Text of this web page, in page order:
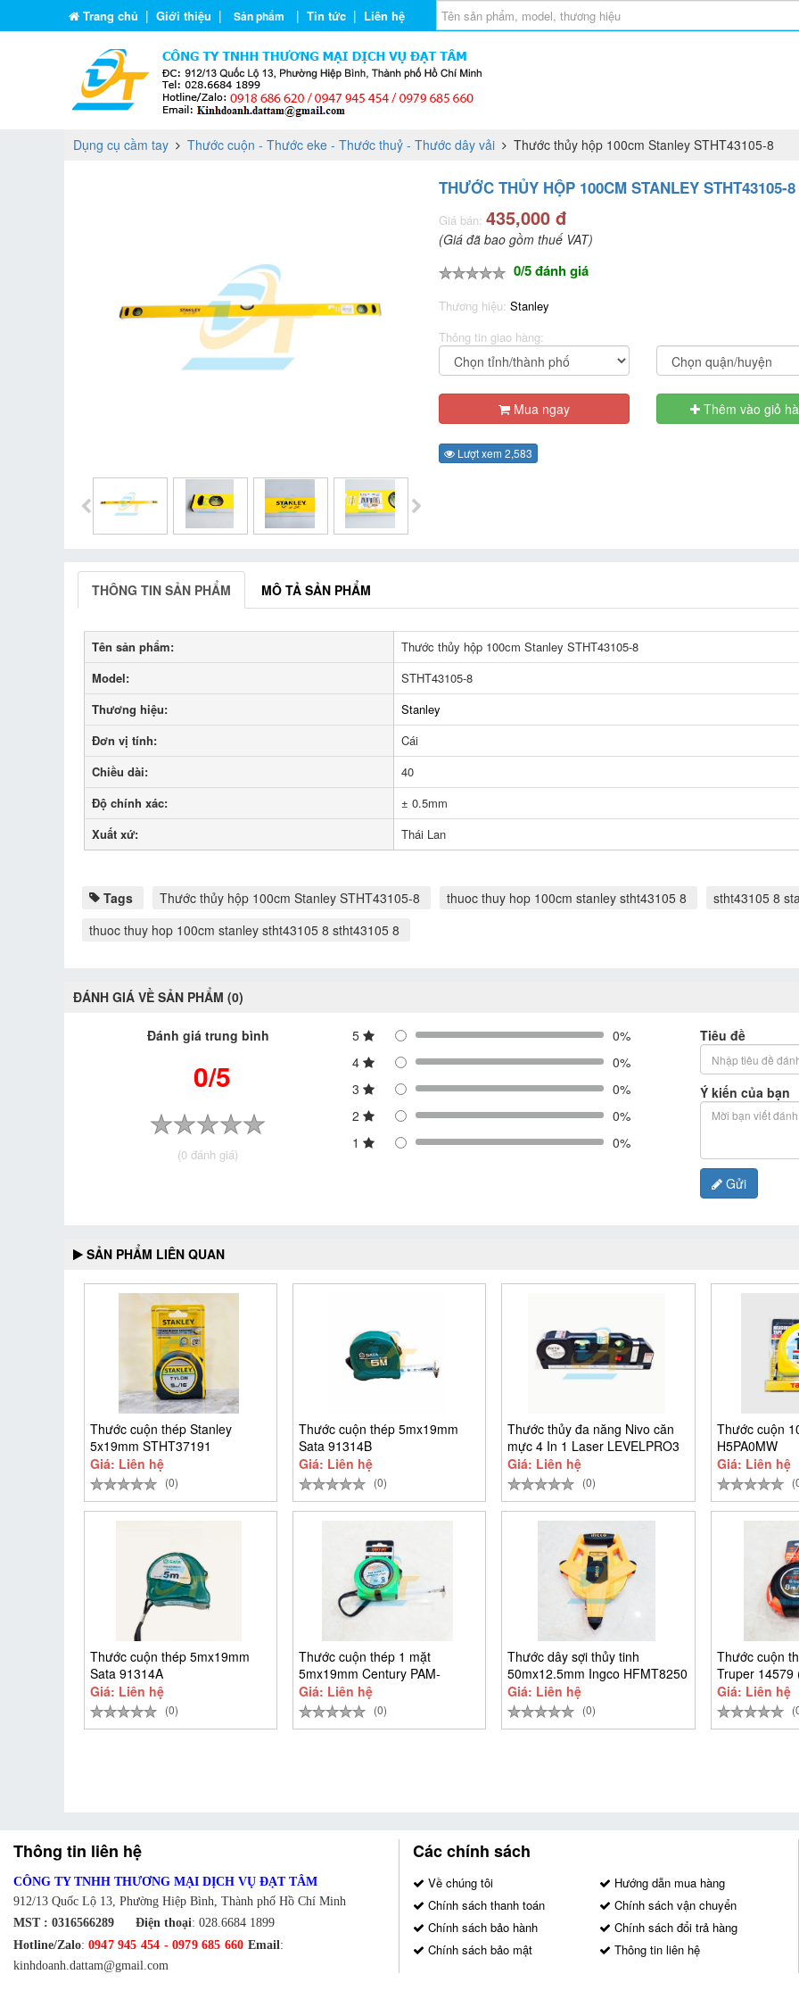
Trang chủ | Giới thiệu | Sản phẩm | Tin tức | Liên hệ
Dụng cụ cầm tay Thước cuộn - Thước eke - Thước thuỷ - Thước dây vải Thước thủy hộp 100cm Stanley STHT43105-8
THƯỚC THỦY HỘP 100CM STANLEY STHT43105-8
Giá bán: 435,000 đ
(Giá đã bao gồm thuế VAT)
0/5 đánh giá
Thương hiệu: Stanley
Thông tin giao hàng:
Mua ngay Thêm vào giỏ
Lượt xem 2,583
THÔNG TIN SẢN PHẨM MÔ TẢ SẢN PHẨM
Tên sản phẩm:
Thước thủy hộp 100cm Stanley STHT43105-8
Model:
STHT43105-8
Thương hiệu:
Stanley
Đơn vị tính:
Cái
Chiều dài:
40
Độ chính xác:
± 0.5mm
Xuất xứ:
Thái Lan
Tags Thước thủy hộp 100cm Stanley STHT43105-8 thuoc thuy hop 100cm stanley stht43105 8
stht43105 8
thuoc thuy hop 100cm stanley stht43105 8 stht43105 8
ĐÁNH GIÁ VỀ SẢN PHẨM (0)
Đánh giá trung bình
0/5
(0 đánh giá)
5
0%
4
0%
3
0%
2
0%
1
0%
Tiêu đề
Ý kiến của bạn
Gửi
SẢN PHẨM LIÊN QUAN
Thước cuộn thép Stanley
5x19mm STHT37191
Giá: Liên hệ
(0)
Thước cuộn thép 5mx19mm
Sata 91314B
Giá: Liên hệ
(0)
Thước thủy đa năng Nivo căn
mực 4 In 1 Laser LEVELPRO3
Giá: Liên hệ
(0)
Thước cuộn
H5PA0MW
Giá: Liên hệ
Thước cuộn thép 5mx19mm
Sata 91314A
Giá: Liên hệ
(0)
Thước cuộn thép 1 mặt
5mx19mm Century PAM-
CEN5M-T
Giá: Liên hệ
(0)
Thước dây sợi thủy tinh
50mx12.5mm Ingco HFMT8250
Giá: Liên hệ
(0)
Thước cuộn
Truper 14579
Giá: Liên hệ
Thông tin liên hệ
CÔNG TY TNHH THƯƠNG MẠI DỊCH VỤ ĐẠT TÂM
912/13 Quốc Lộ 13, Phường Hiệp Bình, Thành phố Hồ Chí Minh
MST : 0316566289 Điện thoại: 028.6684 1899
Hotline/Zalo: 0947 945 454 -0979 685 660 Email:
kinhdoanh.dattam@gmail.com
Các chính sách
Về chúng tôi
Hướng dẫn mua hàng
Chính sách thanh toán
Chính sách vận chuyển
Chính sách bảo hành
Chính sách đổi trả hàng
Chính sách bảo mật
Thông tin liên hệ